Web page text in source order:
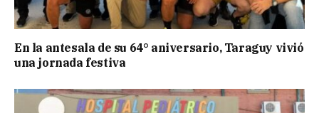
En la antesala de su 64° aniversario, Taraguy vivió
una jornada festiva